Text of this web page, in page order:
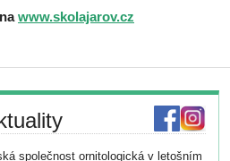
www.skolajarov.cz
společnost ornitologická v letošním